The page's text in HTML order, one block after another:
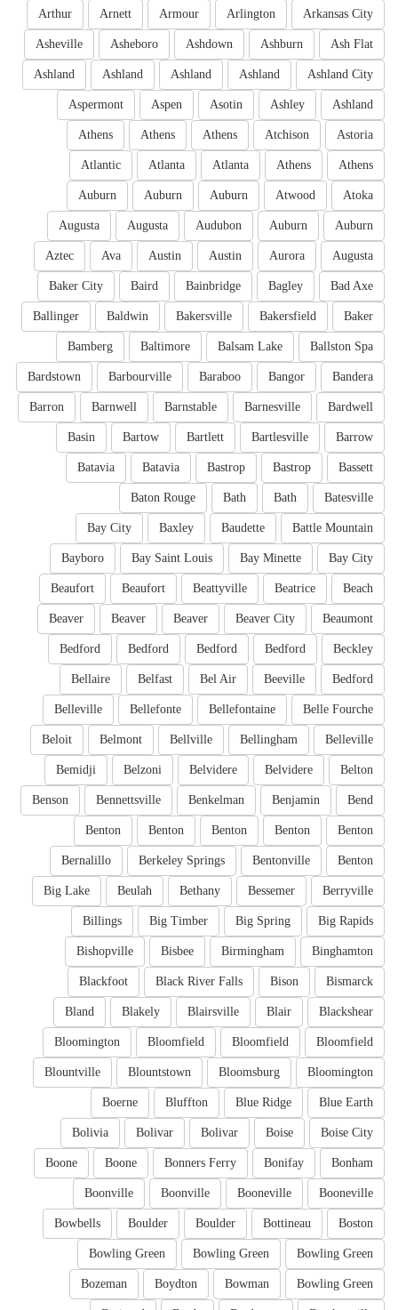
Arkansas City
Arlington
Armour
Arnett
Arthur
Ash Flat
Ashburn
Ashdown
Asheboro
Asheville
Ashland City
Ashland
Ashland
Ashland
Ashland
Ashland
Ashley
Asotin
Aspen
Aspermont
Astoria
Atchison
Athens
Athens
Athens
Athens
Athens
Atlanta
Atlanta
Atlantic
Atoka
Atwood
Auburn
Auburn
Auburn
Auburn
Auburn
Audubon
Augusta
Augusta
Augusta
Aurora
Austin
Austin
Ava
Aztec
Bad Axe
Bagley
Bainbridge
Baird
Baker City
Baker
Bakersfield
Bakersville
Baldwin
Ballinger
Ballston Spa
Balsam Lake
Baltimore
Bamberg
Bandera
Bangor
Baraboo
Barbourville
Bardstown
Bardwell
Barnesville
Barnstable
Barnwell
Barron
Barrow
Bartlesville
Bartlett
Bartow
Basin
Bassett
Bastrop
Bastrop
Batavia
Batavia
Batesville
Bath
Bath
Baton Rouge
Battle Mountain
Baudette
Baxley
Bay City
Bay City
Bay Minette
Bay Saint Louis
Bayboro
Beach
Beatrice
Beattyville
Beaufort
Beaufort
Beaumont
Beaver City
Beaver
Beaver
Beaver
Beckley
Bedford
Bedford
Bedford
Bedford
Bedford
Beeville
Bel Air
Belfast
Bellaire
Belle Fourche
Bellefontaine
Bellefonte
Belleville
Belleville
Bellingham
Bellville
Belmont
Beloit
Belton
Belvidere
Belvidere
Belzoni
Bemidji
Bend
Benjamin
Benkelman
Bennettsville
Benson
Benton
Benton
Benton
Benton
Benton
Benton
Bentonville
Berkeley Springs
Bernalillo
Berryville
Bessemer
Bethany
Beulah
Big Lake
Big Rapids
Big Spring
Big Timber
Billings
Binghamton
Birmingham
Bisbee
Bishopville
Bismarck
Bison
Black River Falls
Blackfoot
Blackshear
Blair
Blairsville
Blakely
Bland
Bloomfield
Bloomfield
Bloomfield
Bloomington
Bloomington
Bloomsburg
Blountstown
Blountville
Blue Earth
Blue Ridge
Bluffton
Boerne
Boise City
Boise
Bolivar
Bolivar
Bolivia
Bonham
Bonifay
Bonners Ferry
Boone
Boone
Booneville
Booneville
Boonville
Boonville
Boston
Bottineau
Boulder
Boulder
Bowbells
Bowling Green
Bowling Green
Bowling Green
Bowling Green
Bowman
Boydton
Bozeman